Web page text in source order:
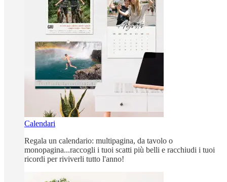
Calendari
Regala un calendario: multipagina, da tavolo o
monopagina...raccogli i tuoi scatti più belli e racchiudi i tuoi
ricordi per riviverli tutto l'anno!